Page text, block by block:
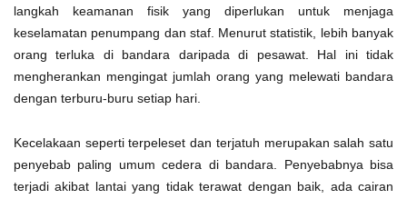
langkah keamanan fisik yang diperlukan untuk menjaga
keselamatan penumpang dan staf. Menurut statistik, lebih banyak
orang terluka di bandara daripada di pesawat. Hal ini tidak
mengherankan mengingat jumlah orang yang melewati bandara
dengan terburu-buru setiap hari.
Kecelakaan seperti terpeleset dan terjatuh merupakan salah satu
penyebab paling umum cedera di bandara. Penyebabnya bisa
terjadi akibat lantai yang tidak terawat dengan baik, ada cairan